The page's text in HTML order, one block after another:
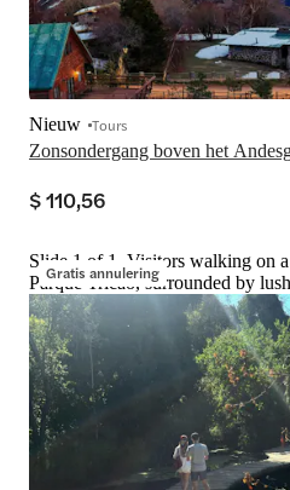
Zonsondergang boven het
Nieuw Tours
$ 110,56
Gratis annulering
Slide 1 of 1, Visitors walking on
Parque Tricao, surrounded by